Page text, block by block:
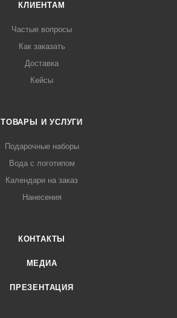
КЛИЕНТАМ
Частые вопросы
Как заказать
Доставка
Кейсы
ТОВАРЫ И УСЛУГИ
Подарочные наборы
Вода с логотипом
Календари на заказ
Нанесения
КОНТАКТЫ
МЕДИА
ПРЕЗЕНТАЦИЯ